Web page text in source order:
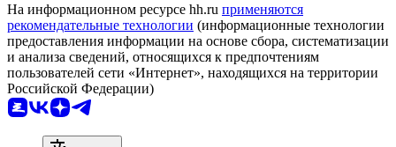
На информационном ресурсе hh.ru применяются
рекомендательные технологии (информационные технологии
предоставления информации на основе сбора, систематизации
и анализа сведений, относящихся к предпочтениям
пользователей сети «Интернет», находящихся на территории
Российской Федерации)